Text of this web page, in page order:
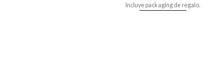
Incluye packaging de regalo.